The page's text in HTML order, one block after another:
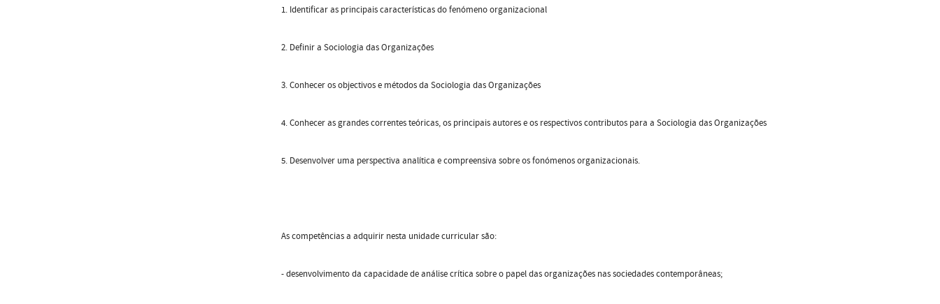
1. Identificar as principais características do fenómeno organizacional
2. Definir a Sociologia das Organizações
3. Conhecer os objectivos e métodos da Sociologia das Organizações
4. Conhecer as grandes correntes teóricas, os principais autores e os respectivos contributos para a Sociologia das Organizações
5. Desenvolver uma perspectiva analítica e compreensiva sobre os fonómenos organizacionais.
As competências a adquirir nesta unidade curricular são:
- desenvolvimento da capacidade de análise crítica sobre o papel das organizações nas sociedades contemporâneas;